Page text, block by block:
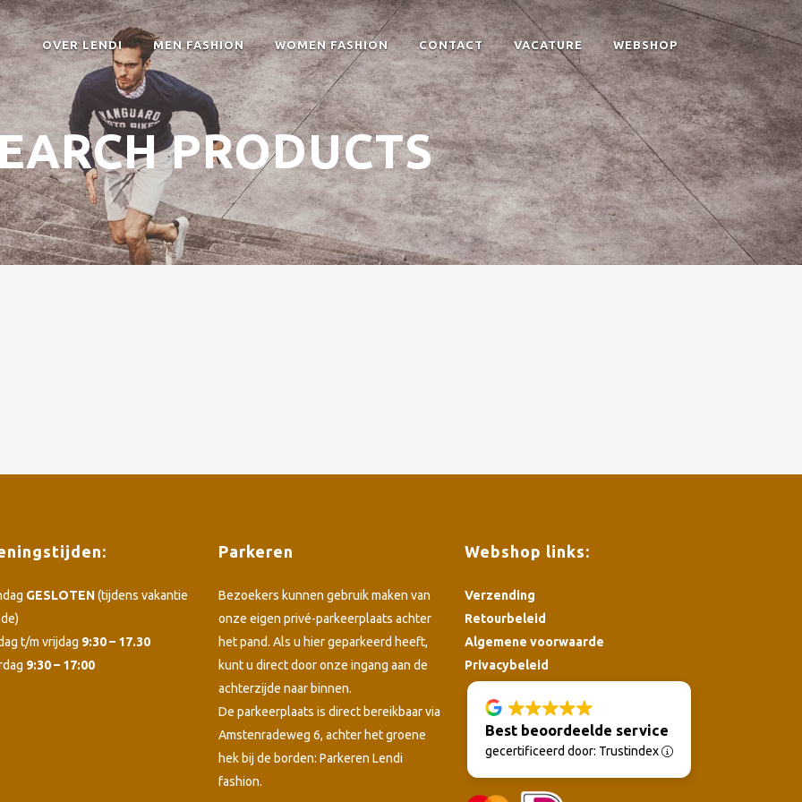
OVER LENDI MEN FASHION WOMEN FASHION CONTACT VACATURE WEBSHOP
PRODUCTS
GESLOTEN(tijdens vakantie
t/m vrijdag 9:30 – 17.30
9:30 – 17:00
Parkeren
Bezoekers kunnen gebruik maken van
onze eigen privé-parkeerplaats achter
het pand. Als u hier geparkeerd heeft,
kunt u direct door onze ingang aan de
achterzijde naar binnen.
De parkeerplaats is direct bereikbaar via
Amstenradeweg 6, achter het groene
hek bij de borden: Parkeren Lendi
fashion.
Webshop links:
Verzending
Retourbeleid
Algemene voorwaarde
Privacybeleid
Best beoordeelde service
gecertificeerd door: Trustindex